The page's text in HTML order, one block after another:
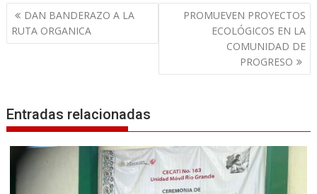
Navegación
de
entradas
DAN BANDERAZO A LA
RUTA ORGANICA
PROMUEVEN PROYECTOS
ECOLÓGICOS EN LA
COMUNIDAD DE
PROGRESO
Entradas relacionadas